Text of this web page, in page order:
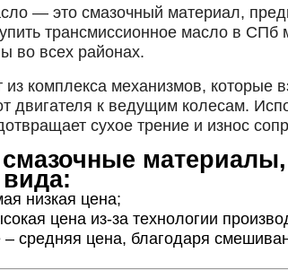
— это смазочный материал,
трансмиссионное масло в
во всех районах.
из комплекса механизмов,
двигателя к ведущим колесам.
сухое трение и износ
смазочные
низкая цена;
цена из-за технологии
– средняя цена, благодаря